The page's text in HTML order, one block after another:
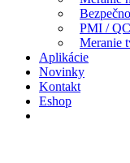
PMI / QC
Meranie
Aplikácie
Novinky
Kontakt
Eshop